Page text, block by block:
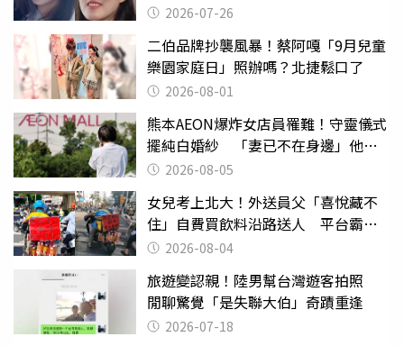
2026-07-26
二伯品牌抄襲風暴！蔡阿嘎「9月兒童
樂園家庭日」照辦嗎？北捷鬆口了
2026-08-01
熊本AEON爆炸女店員罹難！守靈儀式
擺純白婚紗 「妻已不在身邊」他淚
喊：無法想像
2026-08-05
女兒考上北大！外送員父「喜悅藏不
住」自費買飲料沿路送人 平台霸氣
幫付學費
2026-08-04
旅遊變認親！陸男幫台灣遊客拍照
閒聊驚覺「是失聯大伯」奇蹟重逢
2026-07-18